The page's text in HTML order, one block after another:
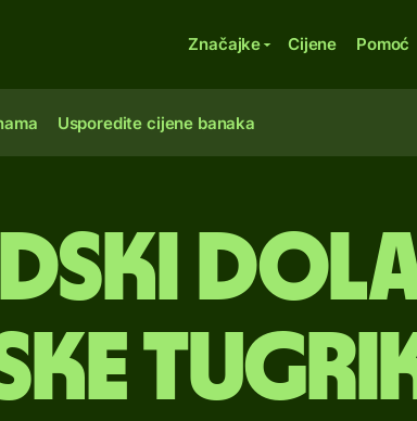
Značajke Cijene Pomoć
Usporedite cijene banaka